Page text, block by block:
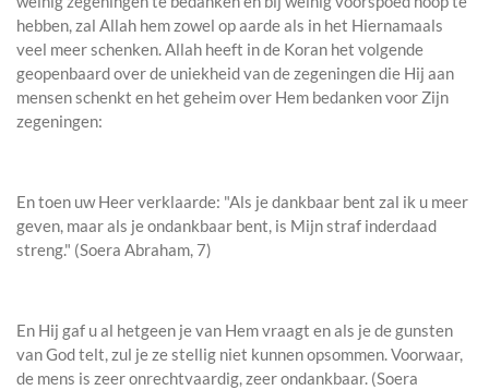
hebben, zal Allah hem zowel op aarde als in het Hiernamaals
veel meer schenken. Allah heeft in de Koran het volgende
geopenbaard over de uniekheid van de zegeningen die Hij aan
mensen schenkt en het geheim over Hem bedanken voor Zijn
zegeningen:
En toen uw Heer verklaarde: "Als je dankbaar bent zal ik u meer
geven, maar als je ondankbaar bent, is Mijn straf inderdaad
streng." (Soera Abraham, 7)
En Hij gaf u al hetgeen je van Hem vraagt en als je de gunsten
van God telt, zul je ze stellig niet kunnen opsommen. Voorwaar,
de mens is zeer onrechtvaardig, zeer ondankbaar. (Soera